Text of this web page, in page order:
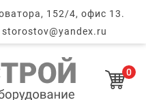
152/4, офис 13.
storostov@yandex.ru
0